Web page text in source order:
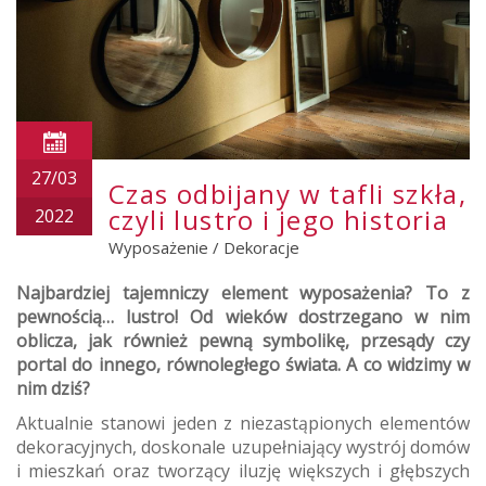
27/03
2022
Czas odbijany w tafli szkła,
czyli lustro i jego historia
Wyposażenie / Dekoracje
Najbardziej tajemniczy element wyposażenia? To z
pewnością… lustro! Od wieków dostrzegano w nim
oblicza, jak również pewną symbolikę, przesądy czy
portal do innego, równoległego świata. A co widzimy w
nim dziś?
Aktualnie stanowi jeden z niezastąpionych elementów
dekoracyjnych, doskonale uzupełniający wystrój domów
i mieszkań oraz tworzący iluzję większych i głębszych